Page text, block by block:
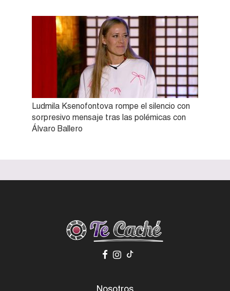
Ludmila Ksenofontova rompe el silencio con
sorpresivo mensaje tras las polémicas con
Álvaro Ballero